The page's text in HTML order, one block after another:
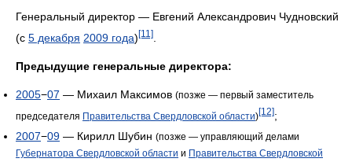
Генеральный директор — Евгений Александрович Чудновский
(с 5 декабря 2009 года)[11]
Предыдущие генеральные директора:
2005−07 — Михаил Максимов (позже — первый заместитель
председателя Правительства Свердловской области)[12];
2007−09 — Кирилл Шубин (позже — управляющий делами
Губернатора Свердловской области и Правительства Свердловской